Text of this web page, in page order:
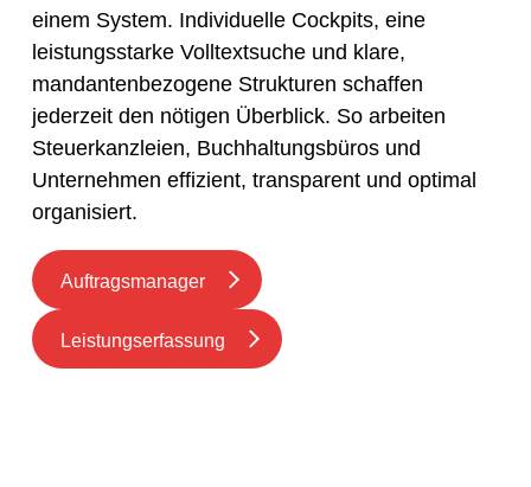
einem System. Individuelle Cockpits, eine
leistungsstarke Volltextsuche und klare,
mandantenbezogene Strukturen schaffen
jederzeit den nötigen Überblick. So arbeiten
Steuerkanzleien, Buchhaltungsbüros und
Unternehmen effizient, transparent und optimal
organisiert.
Auftragsmanager
Leistungserfassung